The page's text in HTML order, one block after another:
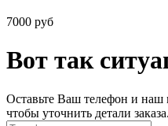
7000 руб
Вот так
Оставьте Ваш телефон и наш
чтобы уточнить детали заказа.